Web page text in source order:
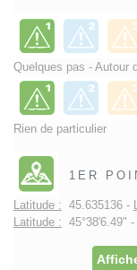
Quelques pas - Autour
Rien de particulier
1ER
Latitude : 45.635136 -
Latitude : 45°38'6.49" -